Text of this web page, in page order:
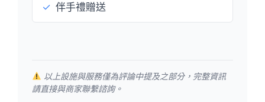
✓ 伴手禮贈送
以上設施與服務僅為評論中提及之部分，完整資訊
請直接與商家聯繫諮詢。